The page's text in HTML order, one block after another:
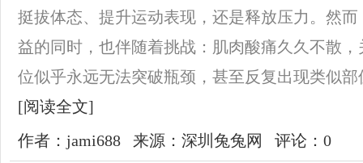
挺拔体态、提升运动表现，还是释放压力。然
益的同时，也伴随着挑战：肌肉酸痛久久不散
位似乎永远无法突破瓶颈，甚至反复出现类似
[阅读全文]
作者：jami688
来源：深圳兔兔网 评论：0